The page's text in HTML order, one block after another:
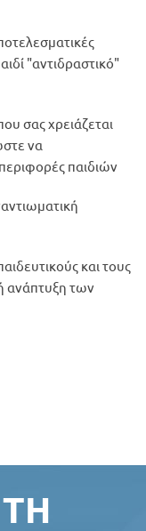
"αντιδραστικό"
σας χρειάζεται
να
παιδιών
και τους
ανάπτυξη των